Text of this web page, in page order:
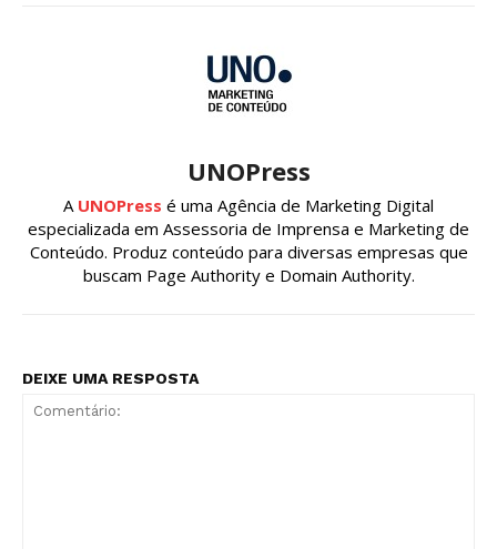
UNOPress
A UNOPress é uma Agência de Marketing Digital
especializada em Assessoria de Imprensa e Marketing de
Conteúdo. Produz conteúdo para diversas empresas que
buscam Page Authority e Domain Authority.
DEIXE UMA RESPOSTA